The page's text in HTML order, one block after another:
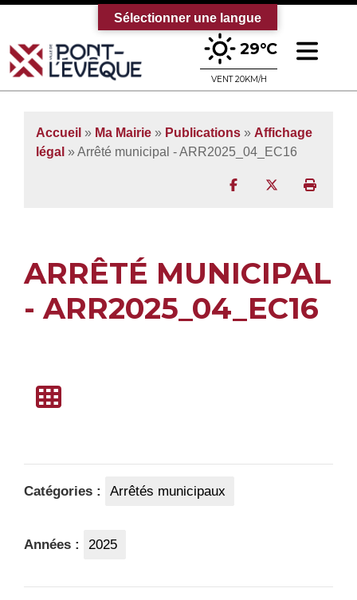
Bienvenue sur le site officiel de la
29°C
VENT 20KM/H
Accueil » Ma Mairie » Publications » Affichage
légal » Arrêté municipal - ARR2025_04_EC16
Partager surPartager sur
ARRÊTÉ MUNICIPAL
- ARR2025_04_EC16
Catégories : Arrêtés municipaux
Années : 2025
Sélectionner une langue